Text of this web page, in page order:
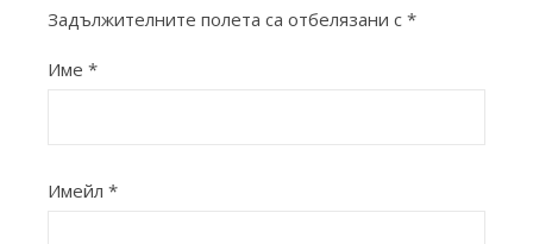
Задължителните полета са отбелязани с *
Име *
Имейл *